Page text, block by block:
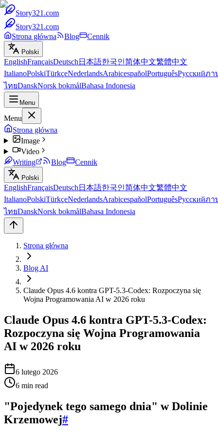
Story321.com
Story321.com
Strona główna
Blog Cennik
Polski
EnglishFrançaisDeutsch 日本語한국인简体中文繁體中文
ItalianoPolskiTürkçeNederlandsArabicespañolPortuguêsРусскийภา
ไทยDanskNorsk bokmålBahasa Indonesia
Menu
Menu
Strona główna
Image
Video
Writing
Blog Cennik
Polski
EnglishFrançaisDeutsch 日本語한국인简体中文繁體中文
ItalianoPolskiTürkçeNederlandsArabicespañolPortuguêsРусскийภา
ไทยDanskNorsk bokmålBahasa Indonesia
Strona główna
Blog AI
Claude Opus 4.6 kontra GPT-5.3-Codex: Rozpoczyna się
Wojna Programowania AI w 2026 roku
Claude Opus 4.6 kontra GPT-5.3-Codex:
Rozpoczyna się Wojna Programowania
AI w 2026 roku
6 lutego 2026
6 min read
"Pojedynek tego samego dnia" w Dolinie
Krzemowej#